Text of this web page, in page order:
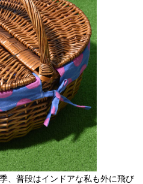
、普段はインドアな私も外に飛び